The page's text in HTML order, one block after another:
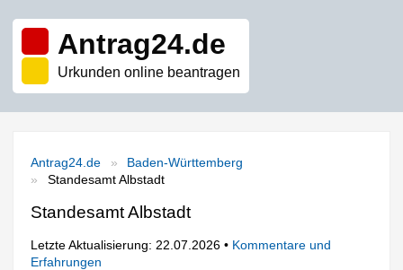
Antrag24.de
Urkunden online beantragen
Antrag24.de
Baden-Württemberg
Standesamt Albstadt
Standesamt Albstadt
Letzte Aktualisierung: 22.07.2026 • Kommentare und
Erfahrungen